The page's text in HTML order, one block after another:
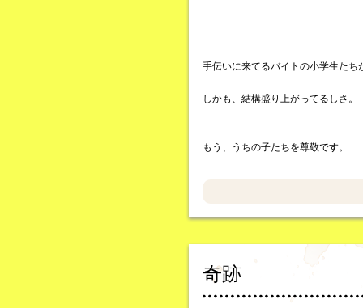
手伝いに来てるバイトの小学生たち
しかも、結構盛り上がってるしさ。
もう、うちの子たちを尊敬です。
奇跡